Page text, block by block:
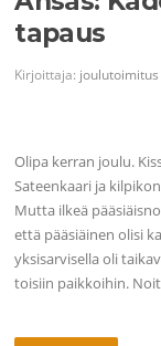
tapaus
Kirjoittaja: joulutoimitus
Olipa kerran joulu.
Sateenkaari ja
Mutta ilkeä
että pääsiäinen olisi
yksisarvisella oli
toisiin paikkoihin.